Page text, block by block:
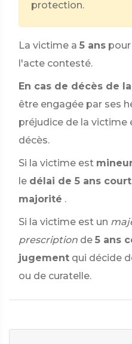
protection.
La victime a 5 ans
l'acte contesté.
En cas de décès de
être engagée par ses
préjudice de la
décès.
Si la victime est
le délai de 5 ans
majorité .
Si la victime est un
prescription de 5 ans
jugement qui décide
ou de curatelle.